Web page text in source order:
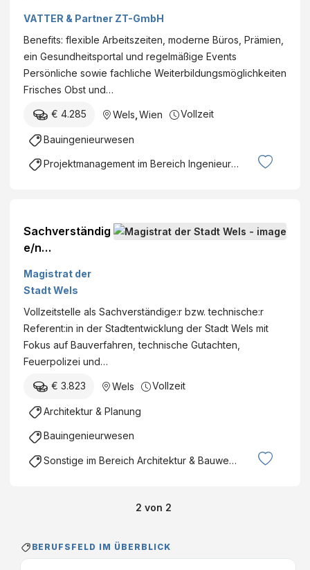
VATTER & Partner ZT-GmbH
Benefits: flexible Arbeitszeiten, moderne Büros, Prämien,
ein Gesundheitsportal und regelmäßige Events
Persönliche sowie fachliche Weiterbildungsmöglichkeiten
Frisches Obst und…
€ 4.285 Wels Wien Vollzeit
Bauingenieurwesen
Projektmanagement im Bereich Ingenieurswesen
Sachverständig
e/n
Referent/in)
Magistrat der
Stadt Wels
Vollzeitstelle als Sachverständige:r bzw. technische:r
Referent:in in der Stadtentwicklung der Stadt Wels mit
Fokus auf Bauverfahren, technische Gutachten,
Feuerpolizei und…
€ 3.823 Wels Vollzeit
Architektur & Planung
Bauingenieurwesen
Sonstige im Bereich Architektur & Bauwesen
2 von 2
BERUFSFELD IM ÜBERBLICK